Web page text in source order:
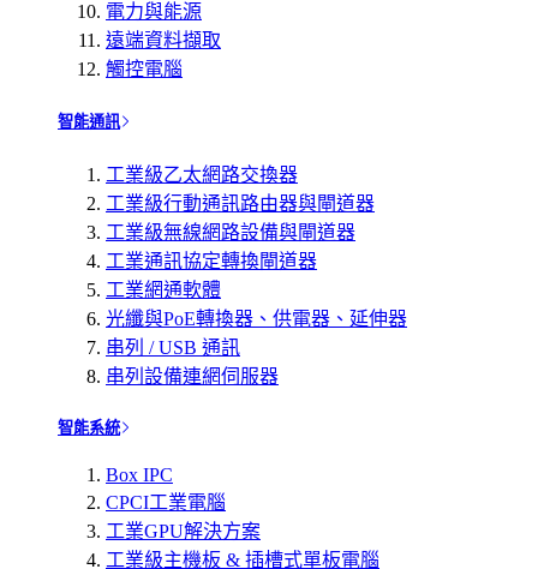
電力與能源
遠端資料擷取
觸控電腦
智能通訊
工業級乙太網路交換器
工業級行動通訊路由器與閘道器
工業級無線網路設備與閘道器
工業通訊協定轉換閘道器
工業網通軟體
光纖與PoE轉換器、供電器、延伸器
串列 / USB 通訊
串列設備連網伺服器
智能系統
Box IPC
CPCI工業電腦
工業GPU解決方案
工業級主機板 & 插槽式單板電腦